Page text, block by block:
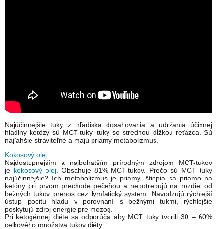
Najúčinnejšie tuky z hľadiska dosahovania a udržania účinnej
hladiny ketózy sú MCT-tuky, tuky so strednou dĺžkou reťazca. Sú
najľahšie stráviteľné a majú priamy metabolizmus.
Kokosový olej
Najdostupnejším a najbohatším prírodným zdrojom MCT-tukov
je kokosový olej. Obsahuje 81% MCT-tukov. Prečo sú MCT tuky
najúčinnejšie? Ich metabolizmus je priamy, štiepia sa priamo na
ketóny pri prvom prechode pečeňou a nepotrebujú na rozdiel od
bežných tukov prenos cez lymfatický systém. Navodzujú rýchlejší
ústup pocitu hladu v porovnaní s bežnými tukmi, rýchlejšie
poskytujú zdroj energie pre mozog.
Pri ketogénnej diéte sa odporúča aby MCT tuky tvorili 30 – 60%
celkového množstva tukov diéty.